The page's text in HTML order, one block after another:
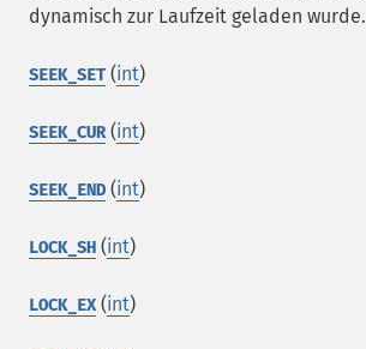
dynamisch zur Laufzeit geladen wurde.
SEEK_SET (int)
SEEK_CUR(int)
SEEK_END (int)
LOCK_SH (int)
LOCK_EX(int)